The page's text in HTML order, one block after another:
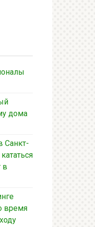
дома
Санкт-
в
время